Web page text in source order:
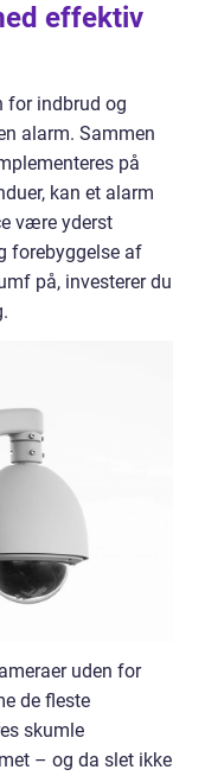
effektiv
for indbrud og
alarm. Sammen
på
kan et alarm
være yderst
forebyggelse af
på, investerer du
uden for
de fleste
skumle
– og da slet ikke